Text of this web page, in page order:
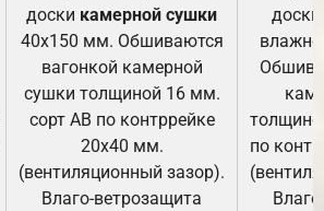
доски камерной сушки
40х150 мм. Обшиваются
вагонкой камерной
сушки толщиной 16 мм.
сорт АВ по контррейке
20х40 мм.
(вентиляционный зазор).
Влаго-ветрозащита
доски
по